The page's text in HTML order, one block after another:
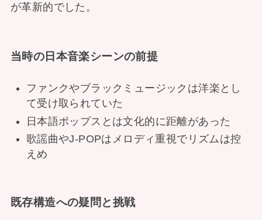
が革新的でした。
当時の日本音楽シーンの前提
ファンクやブラックミュージックは洋楽とし
て受け取られていた
日本語ポップスとは文化的に距離があった
歌謡曲やJ-POPはメロディ重視でリズムは控
えめ
既存構造への疑問と挑戦